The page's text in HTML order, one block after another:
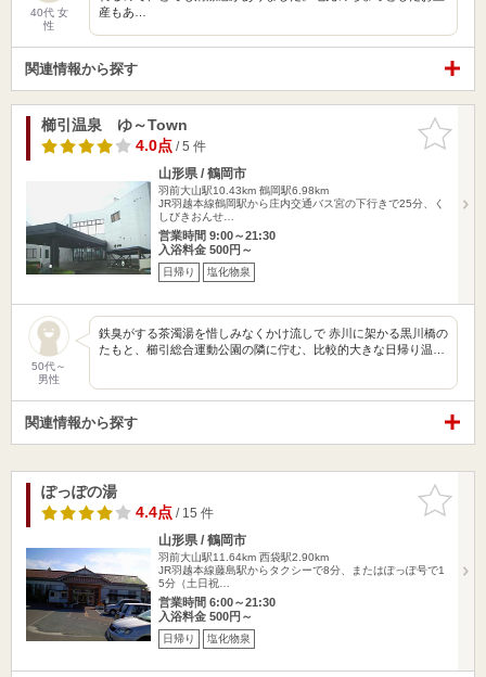
40代 女
性
産もあ…
関連情報から探す
お気に入
りに追加
櫛引温泉 ゆ～Town
4.0点/ 5 件
山形県 / 鶴岡市
羽前大山駅10.43km 鶴岡駅6.98km
JR羽越本線鶴岡駅から庄内交通バス宮の下行きで25分、く
しびきおんせ…
営業時間 9:00～21:30
入浴料金 500円～
日帰り 塩化物泉
50代～
男性
鉄臭がする茶濁湯を惜しみなくかけ流しで 赤川に架かる黒川橋の
たもと、櫛引総合運動公園の隣に佇む、比較的大きな日帰り温…
関連情報から探す
お気に入
りに追加
ぽっぽの湯
4.4点/ 15 件
山形県 / 鶴岡市
羽前大山駅11.64km 西袋駅2.90km
JR羽越本線藤島駅からタクシーで8分、またはぽっぽ号で1
5分（土日祝…
営業時間 6:00～21:30
入浴料金 500円～
日帰り 塩化物泉